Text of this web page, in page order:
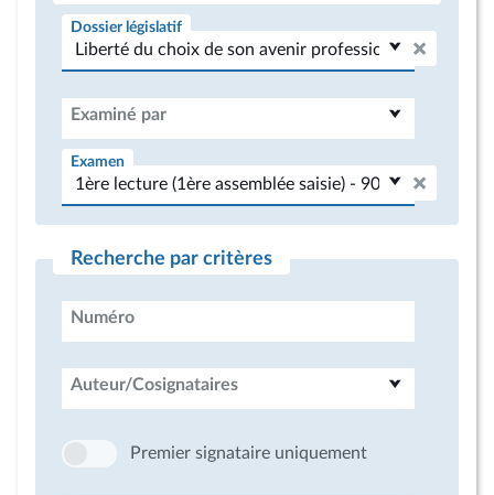
Dossier législatif
Examiné par
Examen
Recherche par critères
Numéro
Auteur/Cosignataires
Premier signataire uniquement